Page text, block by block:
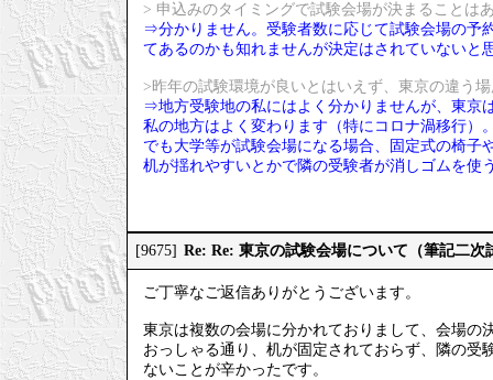
> 申込みのタイミングで試験会場が決まることは
⇒分かりません。受験者数に応じて試験会場の予
てあるのかも知れませんが決定はされていないと
>昨年の試験環境が良いとはいえず、東京の違う
⇒地方受験地の私にはよく分かりませんが、東京
私の地方はよく変わります（特にコロナ渦移行）
でも大学等が試験会場になる場合、固定式の椅
机が揺れやすいとかで隣の受験者が消しゴムを
[9675] Re: Re: 東京の試験会場について（筆記二次
ご丁寧なご返信ありがとうございます。
東京は複数の会場に分かれておりまして、会場の
おっしゃる通り、机が固定されておらず、隣の
ないことが辛かったです。